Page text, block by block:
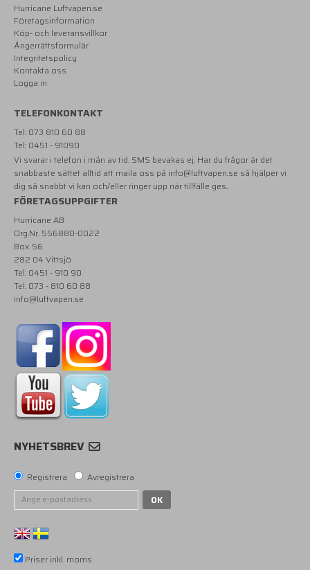
Hurricane Luftvapen.se
Företagsinformation
Köp- och leveransvillkor
Ångerrättsformulär
Integritetspolicy
Kontakta oss
Logga in
TELEFONKONTAKT
Tel: 073 810 60 88
Tel: 0451 - 91090
Vi svarar i telefon i mån av tid. SMS bevakas ej. Har du frågor är det
snabbaste sättet alltid att maila oss på info@luftvapen.se så hjälper vi
dig så snabbt vi kan och/eller ringer upp när tillfälle ges.
FÖRETAGSUPPGIFTER
Hurricane AB
Org.Nr. 556880-0022
Box 56
282 04 Vittsjö
Tel: 0451 - 910 90
Tel: 073 - 810 60 88
info@luftvapen.se
NYHETSBREV
Registrera
Avregistrera
OK
Priser inkl. moms